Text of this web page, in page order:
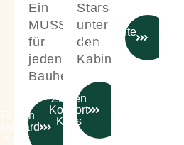
Ein
MUSS
für
jeden
Bauherrn!
den
Kinis
Stars
unter
den
Kabinen!
Zu den
Komfort
Kinis
Rollstuhlgerechte
Kinis